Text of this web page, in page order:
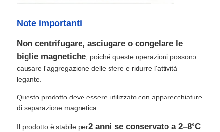
Note importanti
Non centrifugare, asciugare o congelare le
biglie magnetiche , poiché queste operazioni possono
causare l'aggregazione delle sfere e ridurre l'attività
legante.
Questo prodotto deve essere utilizzato con apparecchiature
di separazione magnetica.
Il prodotto è stabile per2 anni se conservato a 2–8°C